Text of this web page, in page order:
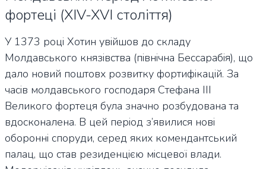
фортеці (XIV-XVI століття)
У 1373 році Хотин увійшов до складу
Молдавського князівства (північна Бессарабія), що
дало новий поштовх розвитку фортифікацій. За
часів молдавського господаря Стефана III
Великого фортеця була значно розбудована та
вдосконалена. В цей період з’явилися нові
оборонні споруди, серед яких комендантський
палац, що став резиденцією місцевої влади.